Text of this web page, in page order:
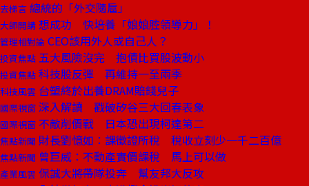
去梯言 總統的「外交隨扈」
大師開講 想成功 快培養「娘娘腔領導力」！
管理相對論 CEO該用外人或自己人？
投資焦點 五大風險沒完 抱債比買股波動小
投資焦點 科技股反彈 再維持一至兩季
科技風雲 台塑終於出養DRAM賠錢兒子
國際視窗 深入解讀 戳破矽谷三大回春表象
國際視窗 不敵削價戰 日本恐出現柯達第二
焦點新聞 財長劉憶如：課徵證所稅 稅收立刻少一千二百億
焦點新聞 曾巨威：不動產實價課稅 馬上可以做
產業風雲 保誠大將帶隊投奔 幫友邦大反攻